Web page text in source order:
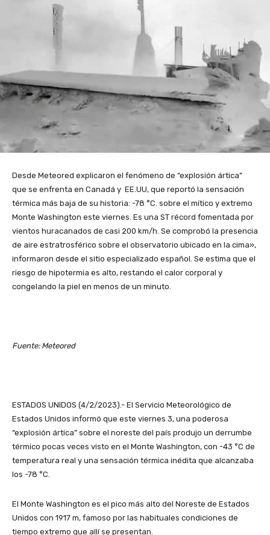
Desde Meteored explicaron el fenómeno de “explosión ártica”
que se enfrenta en Canadá y EE.UU, que reportó la sensación
térmica más baja de su historia: -78 °C. sobre el mítico y extremo
Monte Washington este viernes. Es una ST récord fomentada por
vientos huracanados de casi 200 km/h. Se comprobó la presencia
de aire estratrosférico sobre el observatorio ubicado en la cima»,
informaron desde el sitio especializado español. Se estima que el
riesgo de hipotermia es alto, restando el calor corporal y
congelando la piel en menos de un minuto.
Fuente: Meteored
ESTADOS UNIDOS (4/2/2023).- El Servicio Meteorológico de
Estados Unidos informó que este viernes 3, una poderosa
“explosión ártica” sobre el noreste del país produjo un derrumbe
térmico pocas veces visto en el Monte Washington, con -43 °C de
temperatura real y una sensación térmica inédita que alcanzaba
los -78 °C.
El Monte Washington es el pico más alto del Noreste de Estados
Unidos con 1917 m, famoso por las habituales condiciones de
tiempo extremo que allí se presentan.